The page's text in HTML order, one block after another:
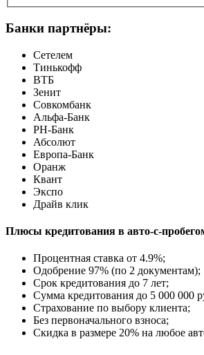
Банки партнёры:
Сетелем
Тинькофф
ВТБ
Зенит
Совкомбанк
Альфа-Банк
РН-Банк
Абсолют
Европа-Банк
Оранж
Квант
Экспо
Драйв клик
Плюсы кредитования в авто-с-
Процентная ставка от 4.9%;
Одобрение 97% (по 2 документам);
Срок кредитования до 7 лет;
Сумма кредитования до 5 000 000
Страхование по выбору клиента;
Без первоначального взноса;
Скидка в размере 20% на любое